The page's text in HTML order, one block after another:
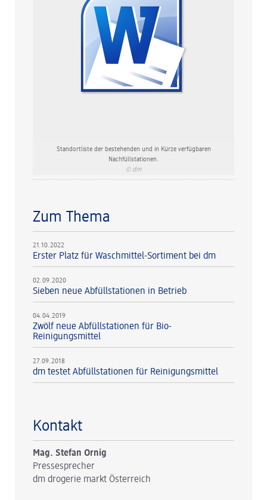
Standortliste der bestehenden und in Kürze verfügbaren
Nachfüllstationen.
© dm
Zum Thema
21.10.2022
Erster Platz für Waschmittel-Sortiment bei dm
02.09.2020
Sieben neue Abfüllstationen in Betrieb
04.04.2019
Zwölf neue Abfüllstationen für Bio-
Reinigungsmittel
27.09.2018
dm testet Abfüllstationen für Reinigungsmittel
Kontakt
Mag. Stefan Ornig
Pressesprecher
dm drogerie markt Österreich